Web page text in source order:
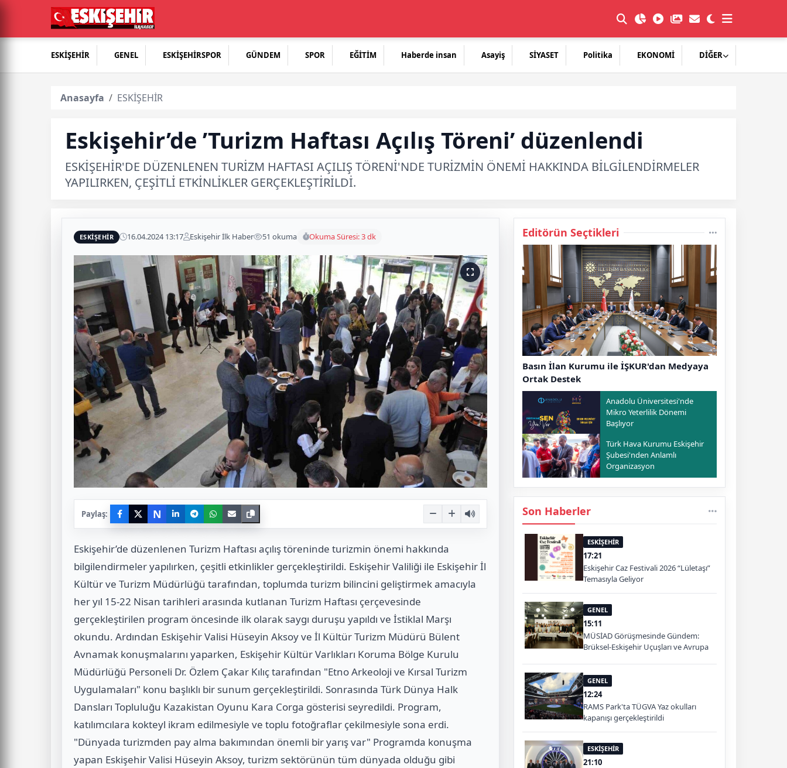
ESKİŞEHİR GENEL ESKİŞEHİRSPOR GÜNDEM SPOR EĞİTİM Haberde insan Asayiş SİYASET Politika EKONOMİ DİĞER
Anasayfa ESKİŞEHİR
Eskişehir’de ’Turizm Haftası Açılış Töreni’ düzenlendi
ESKİŞEHİR'DE DÜZENLENEN TURİZM HAFTASI AÇILIŞ TÖRENİ'NDE TURİZMİN ÖNEMİ HAKKINDA BİLGİLENDİRMELER
YAPILIRKEN, ÇEŞİTLİ ETKİNLİKLER GERÇEKLEŞTİRİLDİ.
ESKİŞEHİR 16.04.2024 13:17 Eskişehir İlk Haber 51 okuma Okuma Süresi: 3 dk
Paylaş: N
Eskişehir’de düzenlenen Turizm Haftası açılış töreninde turizmin önemi hakkında
bilgilendirmeler yapılırken, çeşitli etkinlikler gerçekleştirildi. Eskişehir Valiliği ile Eskişehir İl
Kültür ve Turizm Müdürlüğü tarafından, toplumda turizm bilincini geliştirmek amacıyla
her yıl 15-22 Nisan tarihleri arasında kutlanan Turizm Haftası çerçevesinde
gerçekleştirilen program öncesinde ilk olarak saygı duruşu yapıldı ve İstiklal Marşı
okundu. Ardından Eskişehir Valisi Hüseyin Aksoy ve İl Kültür Turizm Müdürü Bülent
Avnamak konuşmalarını yaparken, Eskişehir Kültür Varlıkları Koruma Bölge Kurulu
Müdürlüğü Personeli Dr. Özlem Çakar Kılıç tarafından "Etno Arkeoloji ve Kırsal Turizm
Uygulamaları" konu başlıklı bir sunum gerçekleştirildi. Sonrasında Türk Dünya Halk
Dansları Topluluğu Kazakistan Oyunu Kara Corga gösterisi seyredildi. Program,
katılımcılara kokteyl ikram edilmesiyle ve toplu fotoğraflar çekilmesiyle sona erdi.
"Dünyada turizmden pay alma bakımından önemli bir yarış var" Programda konuşma
yapan Eskişehir Valisi Hüseyin Aksoy, turizm sektörünün tüm dünyada olduğu gibi
Editörün Seçtikleri
Basın İlan Kurumu ile İŞKUR'dan Medyaya
Ortak Destek
Anadolu Üniversitesi'nde
Mikro Yeterlilik Dönemi
Başlıyor
Türk Hava Kurumu Eskişehir
Şubesi'nden Anlamlı
Organizasyon
Son Haberler
ESKİŞEHİR
17:21
Eskişehir Caz Festivali 2026 “Lületaşı”
Temasıyla Geliyor
GENEL
15:11
MÜSİAD Görüşmesinde Gündem:
Brüksel-Eskişehir Uçuşları ve Avrupa
GENEL
12:24
RAMS Park'ta TÜGVA Yaz okulları
kapanışı gerçekleştirildi
ESKİŞEHİR
21:10